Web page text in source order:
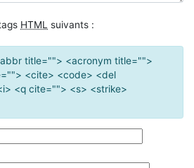
HTML suivants :
title=""> <acronym title="">
<cite> <code> <del
<q cite=""> <s> <strike>